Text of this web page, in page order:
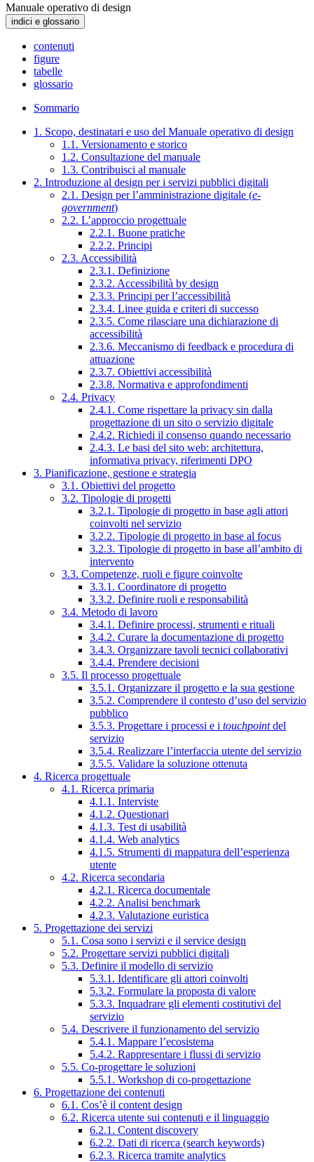
Manuale operativo di design
indici e glossario
contenuti
figure
tabelle
glossario
Sommario
1. Scopo, destinatari e uso del Manuale operativo di design
1.1. Versionamento e storico
1.2. Consultazione del manuale
1.3. Contribuisci al manuale
2. Introduzione al design per i servizi pubblici digitali
2.1. Design per l’amministrazione digitale (e-
government)
2.2. L’approccio progettuale
2.2.1. Buone pratiche
2.2.2. Principi
2.3. Accessibilità
2.3.1. Definizione
2.3.2. Accessibilità by design
2.3.3. Principi per l’accessibilità
2.3.4. Linee guida e criteri di successo
2.3.5. Come rilasciare una dichiarazione di
accessibilità
2.3.6. Meccanismo di feedback e procedura di
attuazione
2.3.7. Obiettivi accessibilità
2.3.8. Normativa e approfondimenti
2.4. Privacy
2.4.1. Come rispettare la privacy sin dalla
progettazione di un sito o servizio digitale
2.4.2. Richiedi il consenso quando necessario
2.4.3. Le basi del sito web: architettura,
informativa privacy, riferimenti DPO
3. Pianificazione, gestione e strategia
3.1. Obiettivi del progetto
3.2. Tipologie di progetti
3.2.1. Tipologie di progetto in base agli attori
coinvolti nel servizio
3.2.2. Tipologie di progetto in base al focus
3.2.3. Tipologie di progetto in base all’ambito di
intervento
3.3. Competenze, ruoli e figure coinvolte
3.3.1. Coordinatore di progetto
3.3.2. Definire ruoli e responsabilità
3.4. Metodo di lavoro
3.4.1. Definire processi, strumenti e rituali
3.4.2. Curare la documentazione di progetto
3.4.3. Organizzare tavoli tecnici collaborativi
3.4.4. Prendere decisioni
3.5. Il processo progettuale
3.5.1. Organizzare il progetto e la sua gestione
3.5.2. Comprendere il contesto d’uso del servizio
pubblico
3.5.3. Progettare i processi e i touchpointdel
servizio
3.5.4. Realizzare l’interfaccia utente del servizio
3.5.5. Validare la soluzione ottenuta
4. Ricerca progettuale
4.1. Ricerca primaria
4.1.1. Interviste
4.1.2. Questionari
4.1.3. Test di usabilità
4.1.4. Web analytics
4.1.5. Strumenti di mappatura dell’esperienza
utente
4.2. Ricerca secondaria
4.2.1. Ricerca documentale
4.2.2. Analisi benchmark
4.2.3. Valutazione euristica
5. Progettazione dei servizi
5.1. Cosa sono i servizi e il service design
5.2. Progettare servizi pubblici digitali
5.3. Definire il modello di servizio
5.3.1. Identificare gli attori coinvolti
5.3.2. Formulare la proposta di valore
5.3.3. Inquadrare gli elementi costitutivi del
servizio
5.4. Descrivere il funzionamento del servizio
5.4.1. Mappare l’ecosistema
5.4.2. Rappresentare i flussi di servizio
5.5. Co-progettare le soluzioni
5.5.1. Workshop di co-progettazione
6. Progettazione dei contenuti
6.1. Cos’è il content design
6.2. Ricerca utente sui contenuti e il linguaggio
6.2.1. Content discovery
6.2.2. Dati di ricerca (search keywords)
6.2.3. Ricerca tramite analytics